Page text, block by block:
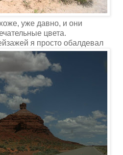
уже давно, и они
цвета.
я просто обалдевал